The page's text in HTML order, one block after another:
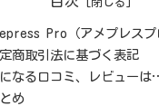
Pro（アメプレス
商取引法に基づく表記
なる口コミ、レビューは
め